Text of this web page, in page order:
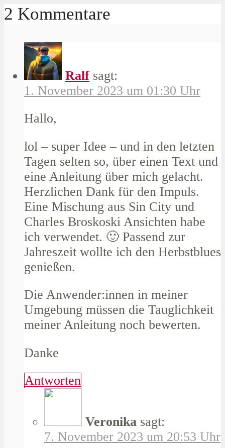
2 Kommentare
Ralf sagt:
1. November 2023 um 01:30 Uhr
Hallo,
lol – super Idee – und in den letzten
Tagen selten so, über einen Text und
eine Anleitung über mich gelacht.
Herzlichen Dank für den Impuls.
Eine Mischung aus Sin City und
Charles Broskoski Ansichten habe
ich verwendet. 🙂 Passend zur
Jahreszeit wollte ich den Herbstblues
genießen.
Die Anwender:innen in meiner
Umgebung müssen die Tauglichkeit
meiner Anleitung noch bewerten.
Danke
Antworten
Veronika sagt:
7. November 2023 um 20:53 Uhr